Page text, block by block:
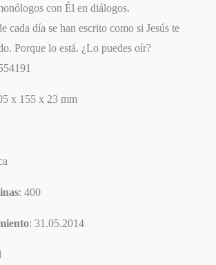
con Él en diálogos.
cada día se han escrito como si Jesús te
Porque lo está. ¿Lo puedes oír?
x 155 x 23 mm
: 400
: 31.05.2014